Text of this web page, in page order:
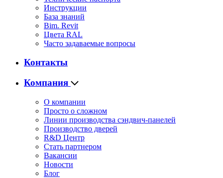
Инструкции
База знаний
Bim. Revit
Цвета RAL
Часто задаваемые вопросы
Контакты
Компания
О компании
Просто о сложном
Линии производства сэндвич-панелей
Производство дверей
R&D Центр
Стать партнером
Вакансии
Новости
Блог